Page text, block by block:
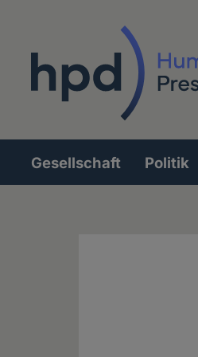
Hauptnavigation
Gesellschaft Politik